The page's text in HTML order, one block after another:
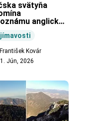
svätyňa
anglickú
František Kovár
Jún, 2026